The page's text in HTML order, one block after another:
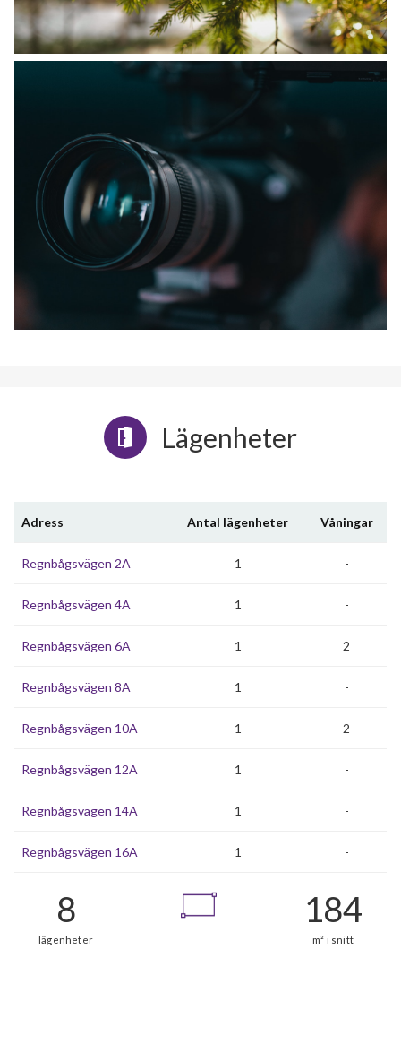
Lägenheter
Adress Antal lägenheter Våningar
Regnbågsvägen 2A 1 -
Regnbågsvägen 4A 1 -
Regnbågsvägen 6A 1 2
Regnbågsvägen 8A 1 -
Regnbågsvägen 10A 1 2
Regnbågsvägen 12A 1 -
Regnbågsvägen 14A 1 -
Regnbågsvägen 16A 1 -